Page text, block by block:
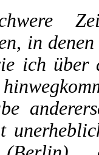
in
ich über